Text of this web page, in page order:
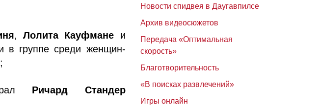
,Лолита Кауфмане и
в группе среди женщин-
Ричард Стандер
Новости спидвея в Даугавпилсе
Архив видеосюжетов
Передача «Оптимальная
скорость»
Благотворительность
«В поисках развлечений»
Игры онлайн